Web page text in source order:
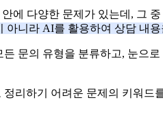
에 다양한 문제가 있는데, 그
아니라 AI를 활용하여 상담 내
문의 유형을 분류하고, 눈으
리하기 어려운 문제의 키워드